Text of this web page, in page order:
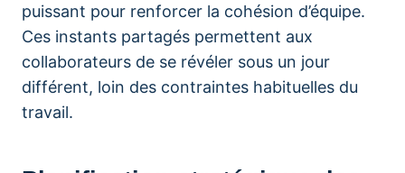
puissant pour renforcer la cohésion d’équipe.
Ces instants partagés permettent aux
collaborateurs de se révéler sous un jour
différent, loin des contraintes habituelles du
travail.